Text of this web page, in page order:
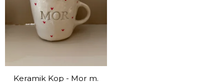
Keramik Kop - Mor m.